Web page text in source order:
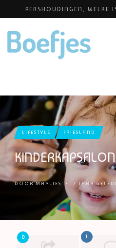
PERSHOUDINGEN, WELKE
LIFESTYLE FRIESLAND
DOORMARLIES • 7 JAAR
0 1